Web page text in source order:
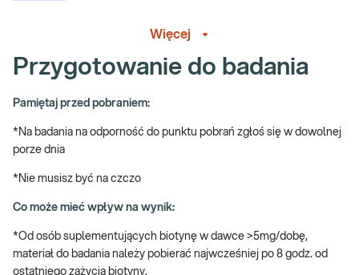
infekcji
→ Profilaktycznie, do oceny stanu zdrowia
→ Jako cenne uzupełnienie pakietów:
e-Pakiet profilaktyczny podstawowy
e-Pakiet dla każdego (minimum)
e-Pakiet dla każdego (medium)
e-Pakiet dla każdego (maksimum)
Więcej
Przygotowanie do badania
Pamiętaj przed pobraniem:
*Na badania na odporność do punktu pobrań zgłoś się w dowolnej
porze dnia
*Nie musisz być na czczo
Co może mieć wpływ na wynik:
*Od osób suplementujących biotynę w dawce >5mg/dobę,
materiał do badania należy pobierać najwcześniej po 8 godz. od
ostatniego zażycia biotyny.